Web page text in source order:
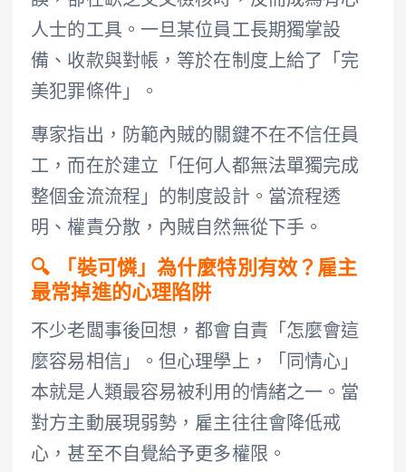
人士的工具。一旦某位員工長期獨掌設
備、收款與對帳，等於在制度上給了「完
美犯罪條件」。
專家指出，防範內賊的關鍵不在不信任員
工，而在於建立「任何人都無法單獨完成
整個金流流程」的制度設計。當流程透
明、權責分散，內賊自然無從下手。
🔍 「裝可憐」為什麼特別有效？雇主
最常掉進的心理陷阱
不少老闆事後回想，都會自責「怎麼會這
麼容易相信」。但心理學上，「同情心」
本就是人類最容易被利用的情緒之一。當
對方主動展現弱勢，雇主往往會降低戒
心，甚至不自覺給予更多權限。